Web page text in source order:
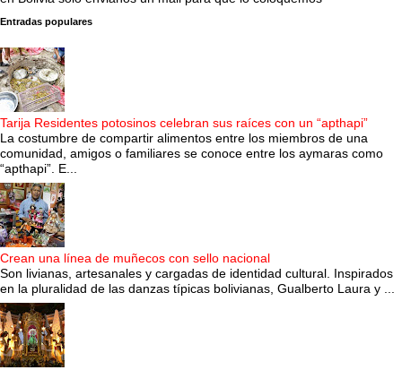
Entradas populares
Tarija Residentes potosinos celebran sus raíces con un “apthapi”
La costumbre de compartir alimentos entre los miembros de una
comunidad, amigos o familiares se conoce entre los aymaras como
“apthapi”. E...
Crean una línea de muñecos con sello nacional
Son livianas, artesanales y cargadas de identidad cultural. Inspirados
en la pluralidad de las danzas típicas bolivianas, Gualberto Laura y ...